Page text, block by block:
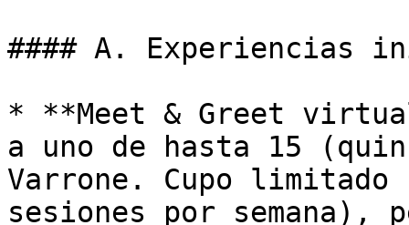
#### A. Experiencias
* **Meet & Greet
a uno de hasta 15
Varrone. Cupo
sesiones por